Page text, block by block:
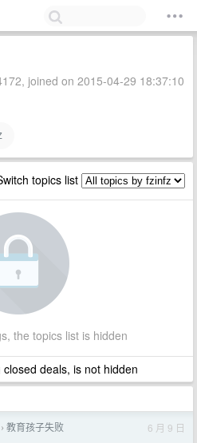
joined on 2015-04-29 18:37:10
topics list
the topics list is hidden
deals, is not hidden
› 教育孩子失败 6 月 9 日